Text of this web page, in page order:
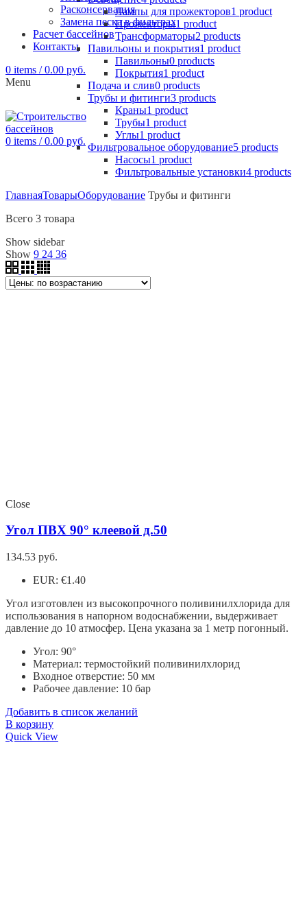
Расконсервация
Замена песка в фильтрах
Расчет бассейнов
Контакты
0 items / 0.00 руб.
Menu
0 items / 0.00 руб.
Лампы для прожекторов1 product
Прожекторы1 product
Трансформаторы2 products
Павильоны и покрытия1 product
Павильоны0 products
Покрытия1 product
Подача и слив0 products
Трубы и фитинги3 products
Краны1 product
Трубы1 product
Углы1 product
Фильтровальное оборудование5 products
Насосы1 product
Фильтровальные установки4 products
ГлавнаяТоварыОборудование Трубы и фитинги
Всего 3 товара
Show sidebar
Show 9 24 36
Close
Угол ПВХ 90° клеевой д.50
134.53 руб.
EUR: €1.40
Угол изготовлен из высокопрочного поливинилхлорида для
использования в напорном водоснабжении, выдерживает
давление до 10 атмосфер. Цена указана за 1 метр погонный.
Угол: 90°
Материал: термостойкий поливинилхлорид
Входное отверстие: 50 мм
Рабочее давление: 10 бар
Добавить в список желаний
В корзину
Quick View